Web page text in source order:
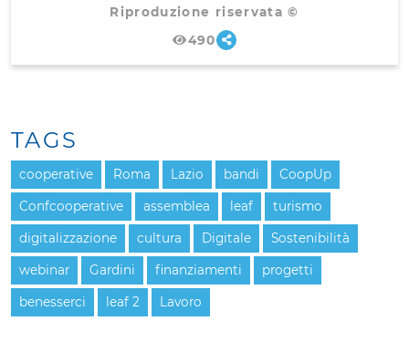
Riproduzione riservata ©
490
TAGS
cooperative Roma Lazio bandi CoopUp
Confcooperative assemblea leaf turismo
digitalizzazione cultura Digitale Sostenibilità
webinar Gardini finanziamenti progetti
benesserci leaf 2 Lavoro